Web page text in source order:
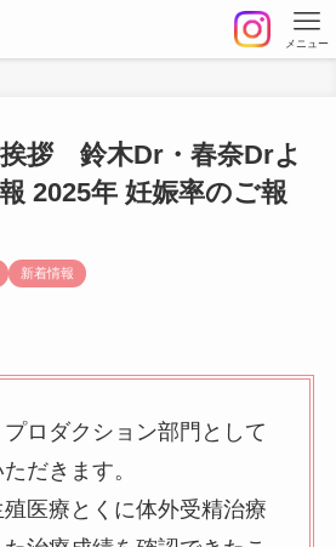
メニュー
拶 鈴木Dr・春奈Drよ
2025年 妊娠率のご報
新着情報
ロダクション部門として
だきます。
殖医療とくに体外受精治療